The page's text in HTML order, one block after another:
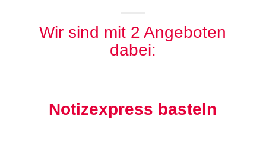
Wir sind mit 2 Angeboten
dabei:
Notizexpress basteln